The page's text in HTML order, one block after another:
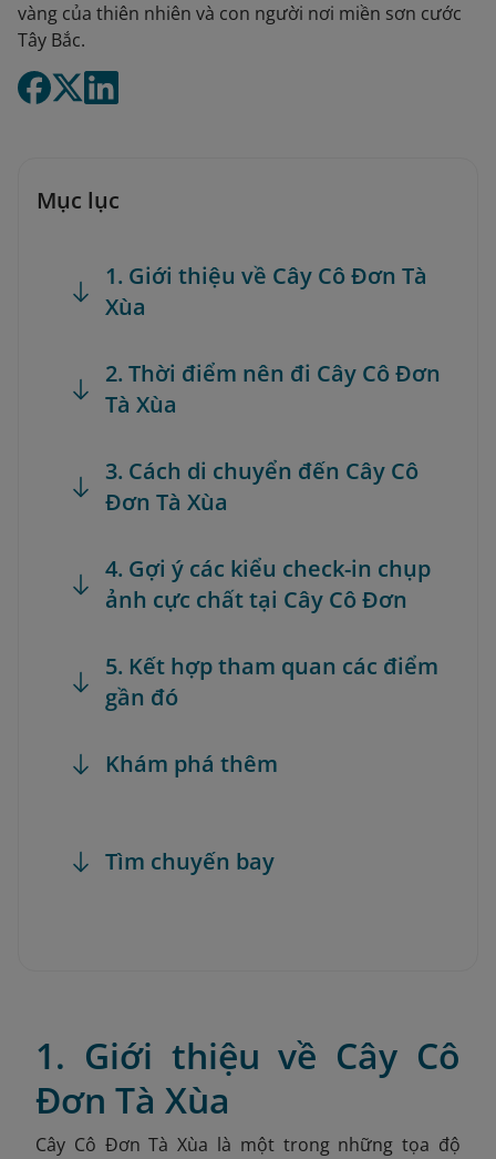
vàng của thiên nhiên và con người nơi miền sơn cước
Tây Bắc.
Mục lục
1. Giới thiệu về Cây Cô Đơn Tà
Xùa
2. Thời điểm nên đi Cây Cô Đơn
Tà Xùa
3. Cách di chuyển đến Cây Cô
Đơn Tà Xùa
4. Gợi ý các kiểu check-in chụp
ảnh cực chất tại Cây Cô Đơn
5. Kết hợp tham quan các điểm
gần đó
Khám phá thêm
Tìm chuyến bay
1. Giới thiệu về Cây Cô
Đơn Tà Xùa
Cây Cô Đơn Tà Xùa là một trong những tọa độ